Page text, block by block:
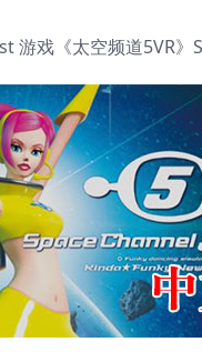
游戏《太空频道5VR》